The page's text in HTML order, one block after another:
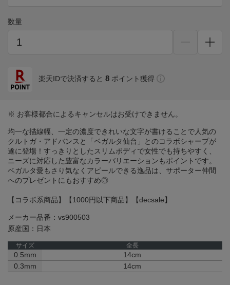
数量
楽天IDで決済すると 8 ポイント獲得
※ お客様都合によるキャンセルはお受けできません。
均一な描線幅、一定の濃度できれいな文字が書けることで人気の
クルトガ・アドバンスと「ベガルタ仙台」とのコラボシャープが
遂に登場！すっきりとしたスリムボディで女性でも持ちやすく、
ニーズに対応した豊富なカラーバリエーションもポイントです。
ベガルタ愛もさり気なくアピールできる逸品は、サポーター仲間
へのプレゼントにもおすすめ◎
【コラボ系商品】【1000円以下商品】【decsale】
メーカー品番：vs900503
原産国：日本
サイズ 全長
0.5mm
14cm
0.3mm
14cm